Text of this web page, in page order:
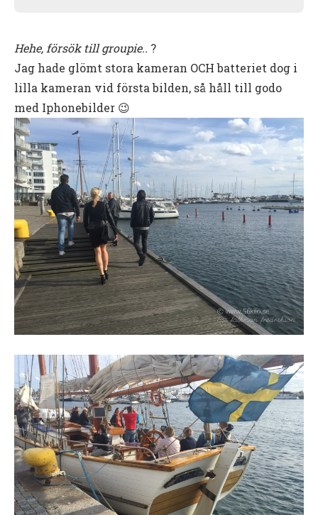
Hehe, försök till groupie.. ?
Jag hade glömt stora kameran OCH batteriet dog i
lilla kameran vid första bilden, så håll till godo
med Iphonebilder 😉